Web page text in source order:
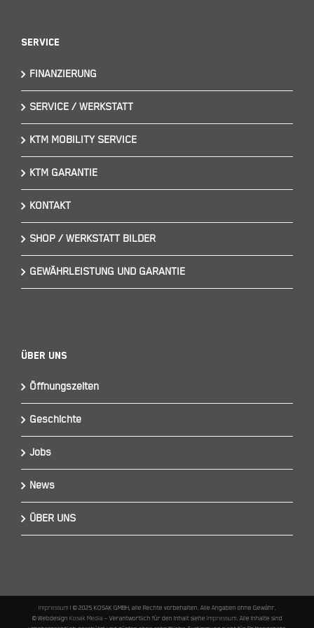
Service
FINANZIERUNG
SERVICE / WERKSTATT
KTM MOBILITY SERVICE
KTM GARANTIE
KONTAKT
SHOP / WERKSTATT BILDER
GEWÄHRLEISTUNG UND GARANTIE
Über Uns
Öffnungszeiten
Geschichte
Jobs
News
ÜBER UNS
Impressum I © 2025 KOSAK GMBH, alle Rechte vorbehalten. Alle Angaben ohne Gewähr.
© Webdesign Kosak Media – Verantwortlich für den Inhalt siehe Impressum. Alle Inhalte sind